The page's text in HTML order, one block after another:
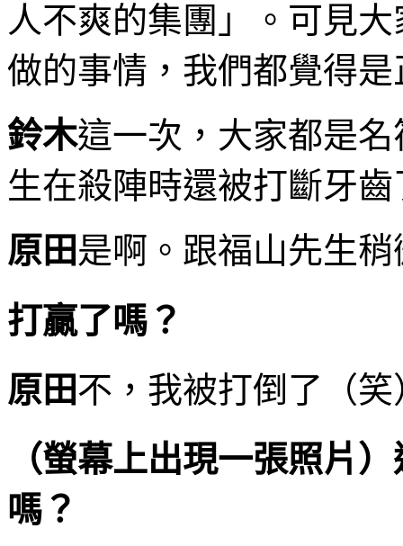
人不爽的集團」。可見
做的事情，我們都覺得
鈴木這一次，大家都是
生在殺陣時還被打斷牙齒
原田是啊。跟福山先生
打贏了嗎？
原田不，我被打倒了（笑
（螢幕上出現一張照片
嗎？